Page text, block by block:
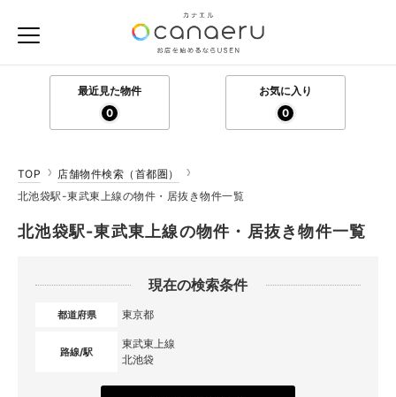
最近見た物件
0
お気に入り
0
TOP
店舗物件検索（首都圏）
北池袋駅-東武東上線の物件・居抜き物件一覧
北池袋駅-東武東上線の物件・居抜き物件一覧
現在の検索条件
都道府県 東京都
路線/駅
東武東上線
北池袋